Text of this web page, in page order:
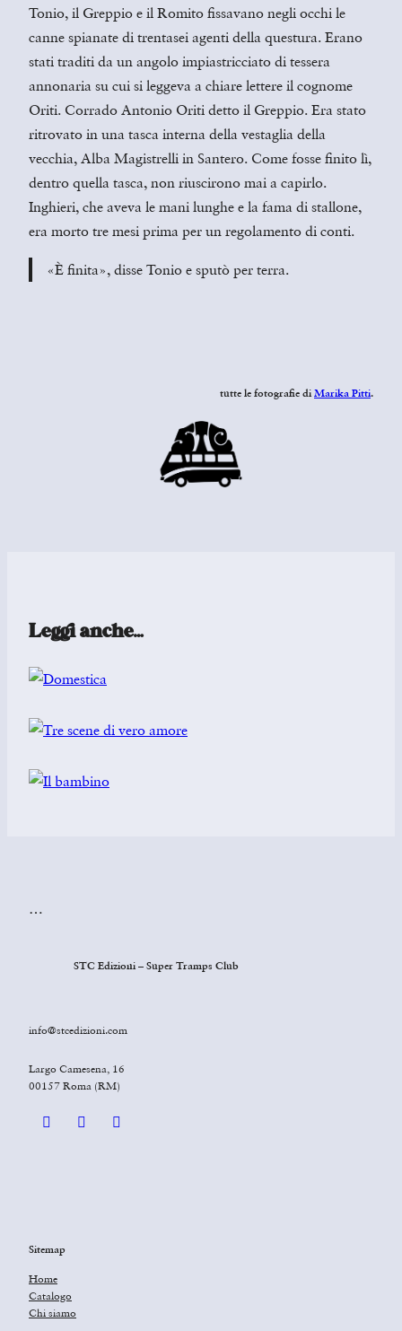
Tonio, il Greppio e il Romito fissavano negli occhi le
canne spianate di trentasei agenti della questura. Erano
stati traditi da un angolo impiastricciato di tessera
annonaria su cui si leggeva a chiare lettere il cognome
Oriti. Corrado Antonio Oriti detto il Greppio. Era stato
ritrovato in una tasca interna della vestaglia della
vecchia, Alba Magistrelli in Santero. Come fosse finito lì,
dentro quella tasca, non riuscirono mai a capirlo.
Inghieri, che aveva le mani lunghe e la fama di stallone,
era morto tre mesi prima per un regolamento di conti.
«È finita», disse Tonio e sputò per terra.
tutte le fotografie di Marika Pitti.
Leggi anche…
…
STC Edizioni – Super Tramps Club
info@stcedizioni.com
Largo Camesena, 16
00157 Roma (RM)
Sitemap
Home
Catalogo
Chi siamo